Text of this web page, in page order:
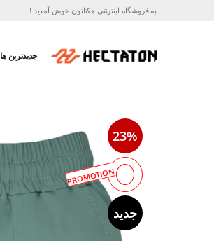
به فروشگاه اینترنتی هکتاتون خوش آمدید !
جدیدترین ها
23%
PROMOTION
جدید